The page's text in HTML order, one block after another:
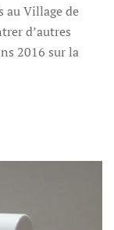
au Village de
d’autres
2016 sur la